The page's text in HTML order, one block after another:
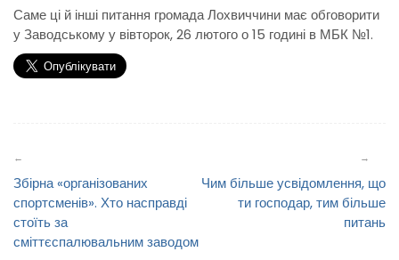
Саме ці й інші питання громада Лохвиччини має обговорити
у Заводському у вівторок, 26 лютого о 15 годині в МБК №1.
Збірна «організованих
спортсменів». Хто насправді
стоїть за
сміттєспалювальним заводом
Чим більше усвідомлення, що
ти господар, тим більше
питань